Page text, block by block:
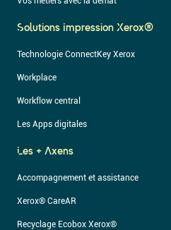
Solutions Impression Xerox®
Technologie ConnectKey Xerox
Workplace
Workflow central
Les Apps digitales
Les + Axens
Accompagnement et assistance
Xerox® CareAR
Recyclage Ecobox Xerox®